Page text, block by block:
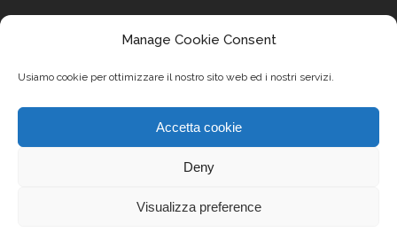
Manage Cookie Consent
Usiamo cookie per ottimizzare il nostro sito web ed i nostri servizi.
Accetta cookie
Deny
Visualizza preference
Seguici su